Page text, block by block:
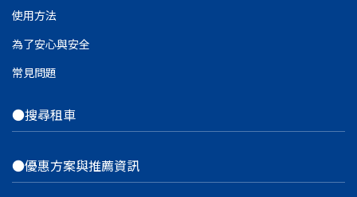
使用方法
為了安心與安全
常見問題
●搜尋租車
●優惠方案與推薦資訊